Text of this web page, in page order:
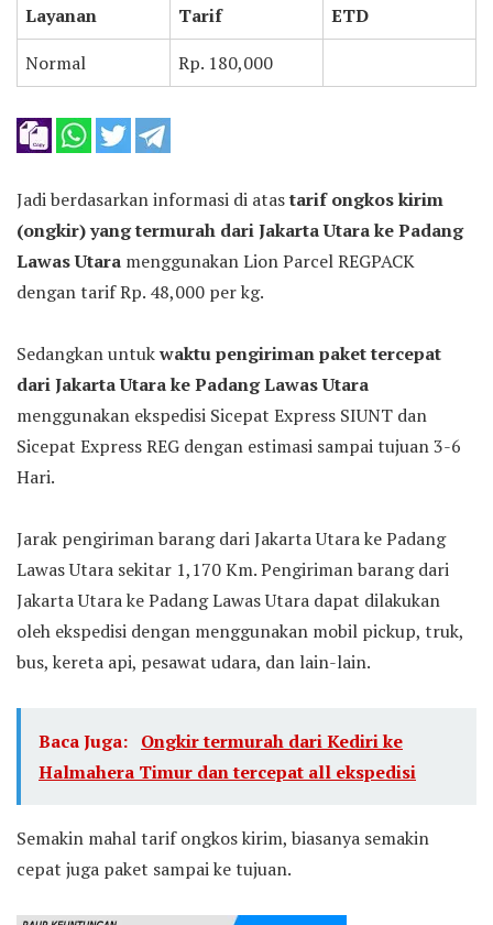
Layanan Tarif
ETD
Normal
Rp. 180,000
Jadi berdasarkan informasi di atastarif ongkos kirim
(ongkir) yang termurah dari Jakarta Utara ke Padang
Lawas Utara menggunakan Lion Parcel REGPACK
dengan tarif Rp. 48,000 per kg.
Sedangkan untukwaktu pengiriman paket tercepat
dari Jakarta Utara ke Padang Lawas Utara
menggunakan ekspedisi Sicepat Express SIUNT dan
Sicepat Express REG dengan estimasi sampai tujuan 3-6
Hari.
Jarak pengiriman barang dari Jakarta Utara ke Padang
Lawas Utara sekitar 1,170 Km. Pengiriman barang dari
Jakarta Utara ke Padang Lawas Utara dapat dilakukan
oleh ekspedisi dengan menggunakan mobil pickup, truk,
bus, kereta api, pesawat udara, dan lain-lain.
Baca Juga: Ongkir termurah dari Kediri ke
Halmahera Timur dan tercepat all ekspedisi
Semakin mahal tarif ongkos kirim, biasanya semakin
cepat juga paket sampai ke tujuan.